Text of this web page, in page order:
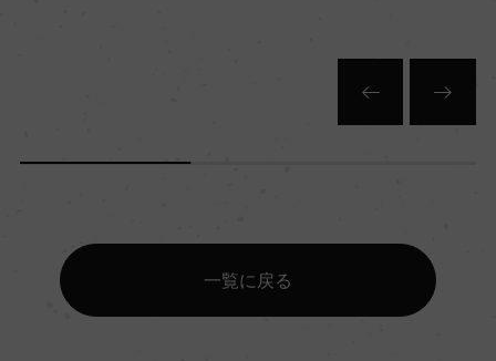
一覧に戻る